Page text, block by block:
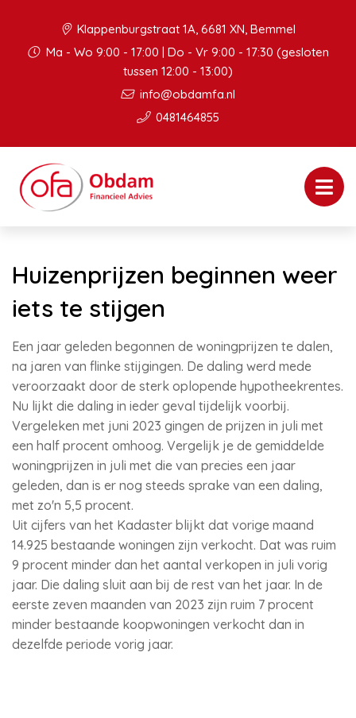
Klappenburgstraat 1A, 6681 XN, Bemmel
Ma - Wo 9:00 - 17:00 | Do - Vr 9:00 - 17:30 (gesloten
tussen 12:00 - 13:00)
info@obdamfa.nl
0481464855
Huizenprijzen beginnen weer
iets te stijgen
Een jaar geleden begonnen de woningprijzen te dalen,
na jaren van flinke stijgingen. De daling werd mede
veroorzaakt door de sterk oplopende hypotheekrentes.
Nu lijkt die daling in ieder geval tijdelijk voorbij.
Vergeleken met juni 2023 gingen de prijzen in juli met
een half procent omhoog. Vergelijk je de gemiddelde
woningprijzen in juli met die van precies een jaar
geleden, dan is er nog steeds sprake van een daling,
met zo'n 5,5 procent.
Uit cijfers van het Kadaster blijkt dat vorige maand
14.925 bestaande woningen zijn verkocht. Dat was ruim
9 procent minder dan het aantal verkopen in juli vorig
jaar. Die daling sluit aan bij de rest van het jaar. In de
eerste zeven maanden van 2023 zijn ruim 7 procent
minder bestaande koopwoningen verkocht dan in
dezelfde periode vorig jaar.